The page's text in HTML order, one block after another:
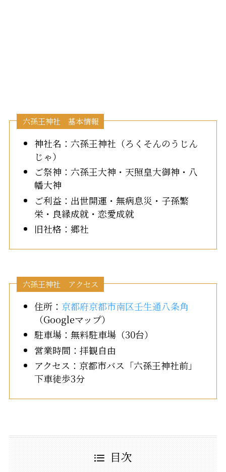
六孫王神社 基本情報
神社名：六孫王神社（ろくそんのうじん
じゃ）
ご祭神：六孫王大神・天照皇大御神・八
幡大神
ご利益：出世開運・無病息災・子孫繁
栄・良縁成就・恋愛成就
旧社格：郷社
六孫王神社 アクセス
住所： 京都府京都市南区壬生通八条角
（Googleマップ）
駐車場：無料駐車場（30台）
営業時間：拝観自由
アクセス：京都市バス「六孫王神社前」
下車徒歩3分
目次